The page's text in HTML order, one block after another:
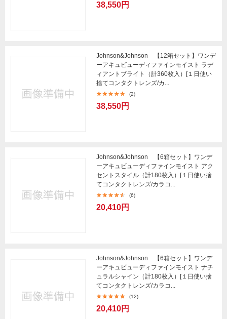
38,550円
Johnson&Johnson 【12箱セット】ワンデ
ーアキュビューディファインモイスト ラデ
ィアントブライト（計360枚入）[１日使い
捨てコンタクトレンズ/カ...
(2)
38,550円
Johnson&Johnson 【6箱セット】ワンデ
ーアキュビューディファインモイスト アク
セントスタイル（計180枚入）[１日使い捨
てコンタクトレンズ/カラコ...
(6)
20,410円
Johnson&Johnson 【6箱セット】ワンデ
ーアキュビューディファインモイスト ナチ
ュラルシャイン（計180枚入）[１日使い捨
てコンタクトレンズ/カラコ...
(12)
20,410円